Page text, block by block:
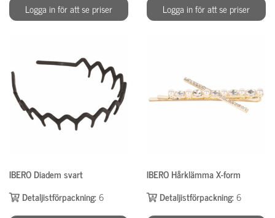
Logga in för att se priser
Logga in för att se priser
IBERO Diadem svart
Detaljistförpackning:6
IBERO Hårklämma X-form
Detaljistförpackning:6